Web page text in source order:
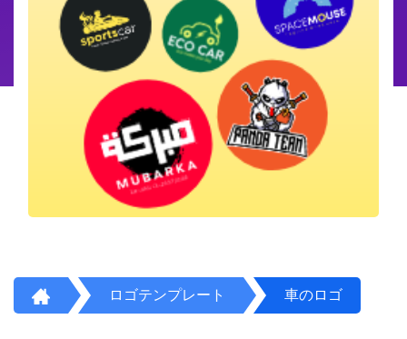
ロゴテンプレート 車のロゴ